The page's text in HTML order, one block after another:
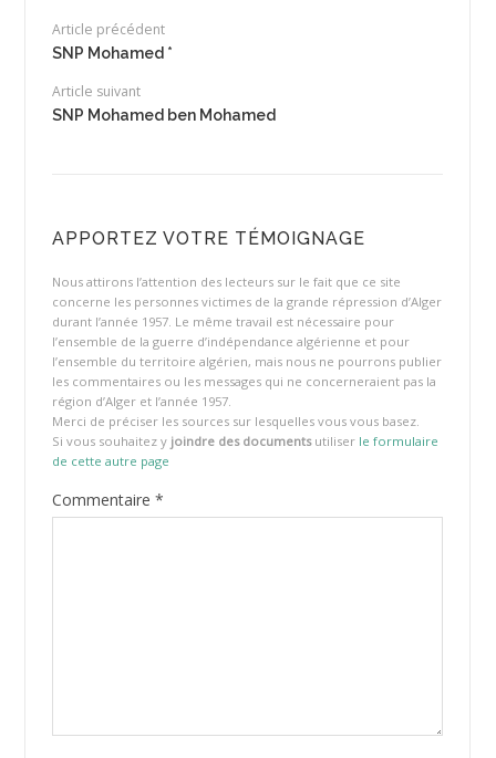
Article précédent
SNP Mohamed *
Article suivant
SNP Mohamed ben Mohamed
APPORTEZ VOTRE TÉMOIGNAGE
Nous attirons l’attention des lecteurs sur le fait que ce site
concerne les personnes victimes de la grande répression d’Alger
durant l’année 1957. Le même travail est nécessaire pour
l’ensemble de la guerre d’indépendance algérienne et pour
l’ensemble du territoire algérien, mais nous ne pourrons publier
les commentaires ou les messages qui ne concerneraient pas la
région d’Alger et l’année 1957.
Merci de préciser les sources sur lesquelles vous vous basez.
Si vous souhaitez y joindre des documentsutiliser le formulaire
de cette autre page
Commentaire *